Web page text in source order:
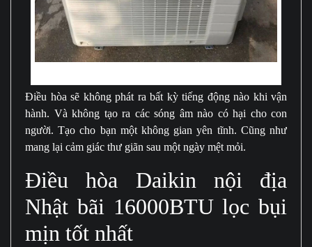
Điều hòa sẽ không phát ra bất kỳ tiếng động nào khi vận
hành. Và không tạo ra các sóng âm nào có hại cho con
người. Tạo cho bạn một không gian yên tĩnh. Cũng như
mang lại cảm giác thư giãn sau một ngày mệt mỏi.
Điều hòa Daikin nội địa
Nhật bãi 16000BTU lọc bụi
mịn tốt nhất